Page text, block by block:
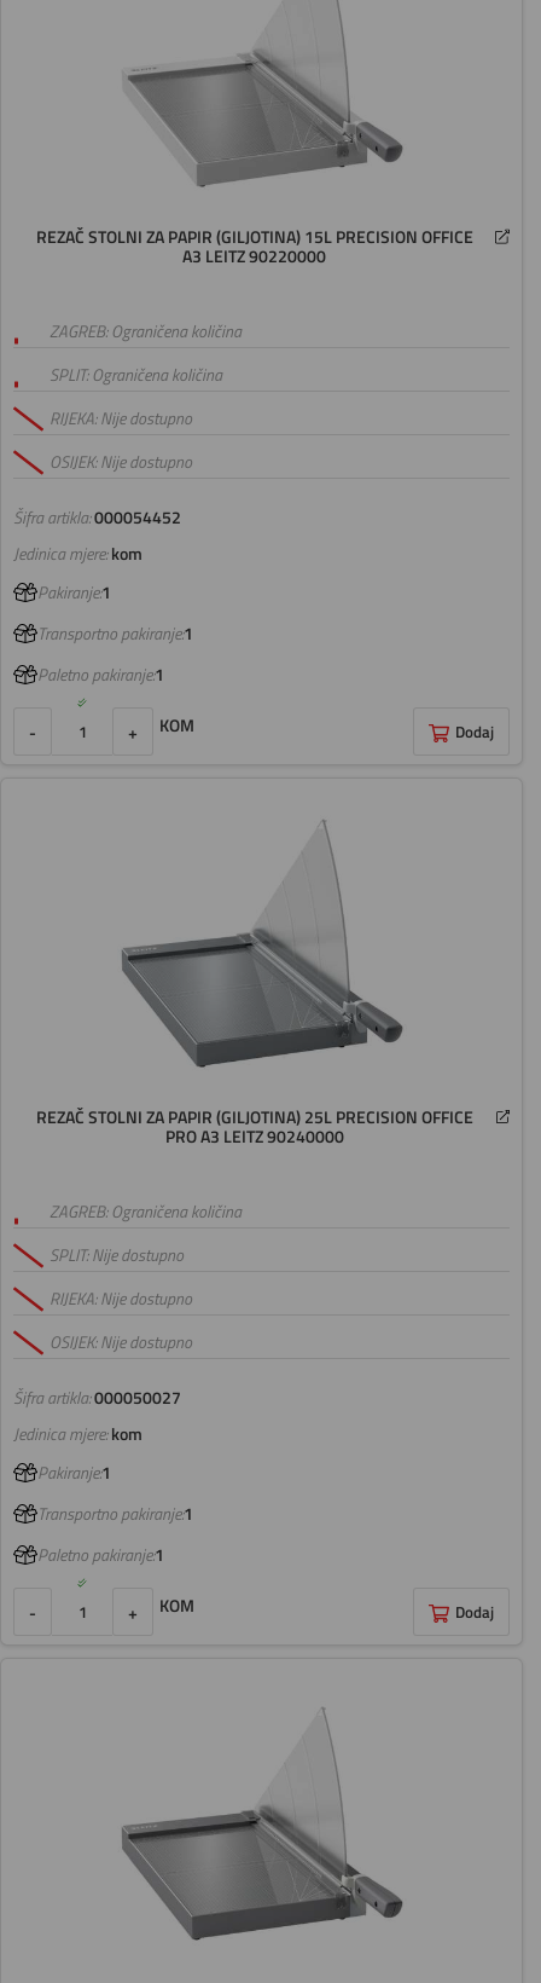
REZAČ STOLNI ZA PAPIR (GILJOTINA) 15L PRECISION OFFICE
A3 LEITZ 90220000
Šifra artikla:000054452
ZAGREB: Ograničena količina
SPLIT: Ograničena količina
RIJEKA: Nije dostupno
OSIJEK: Nije dostupno
Jedinica mjere:kom
Pakiranje:1
Transportno pakiranje:1
Paletno pakiranje:1
- + KOM Dodaj
REZAČ STOLNI ZA PAPIR (GILJOTINA) 25L PRECISION OFFICE
PRO A3 LEITZ 90240000
Šifra artikla:000050027
ZAGREB: Ograničena količina
SPLIT: Nije dostupno
RIJEKA: Nije dostupno
OSIJEK: Nije dostupno
Jedinica mjere:kom
Pakiranje:1
Transportno pakiranje:1
Paletno pakiranje:1
- + KOM Dodaj